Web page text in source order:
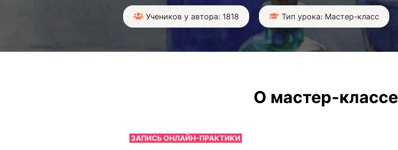
Учеников у автора: 1818 Тип урока: Мастер-класс
О мастер-классе
ЗАПИСЬ ОНЛАЙН-ПРАКТИКИ